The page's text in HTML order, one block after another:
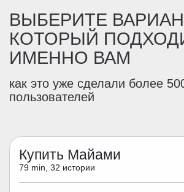
ВЫБЕРИТЕ
КОТОРЫЙ
ИМЕННО ВАМ
как это уже сделали более
пользователей
Купить Майами
79 min, 32 истории